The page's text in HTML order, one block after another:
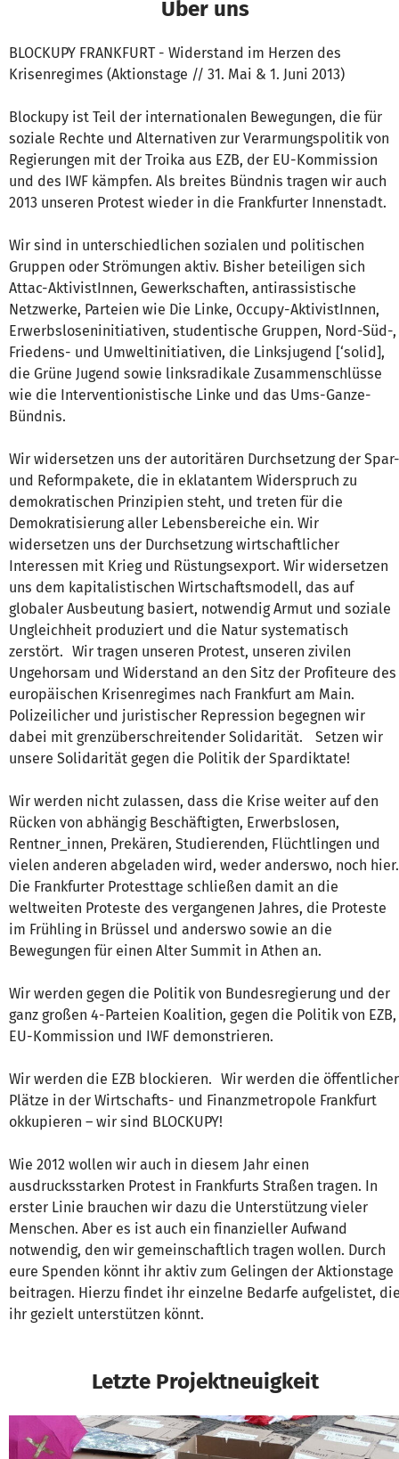
Über uns
BLOCKUPY FRANKFURT - Widerstand im Herzen des
Krisenregimes (Aktionstage // 31. Mai & 1. Juni 2013)
Blockupy ist Teil der internationalen Bewegungen, die für
soziale Rechte und Alternativen zur Verarmungspolitik von
Regierungen mit der Troika aus EZB, der EU-Kommission
und des IWF kämpfen. Als breites Bündnis tragen wir auch
2013 unseren Protest wieder in die Frankfurter Innenstadt.
Wir sind in unterschiedlichen sozialen und politischen
Gruppen oder Strömungen aktiv. Bisher beteiligen sich
Attac-AktivistInnen, Gewerkschaften, antirassistische
Netzwerke, Parteien wie Die Linke, Occupy-AktivistInnen,
Erwerbsloseninitiativen, studentische Gruppen, Nord-Süd-,
Friedens- und Umweltinitiativen, die Linksjugend [‘solid],
die Grüne Jugend sowie linksradikale Zusammenschlüsse
wie die Interventionistische Linke und das Ums-Ganze-
Bündnis.
Wir widersetzen uns der autoritären Durchsetzung der Spar-
und Reformpakete, die in eklatantem Widerspruch zu
demokratischen Prinzipien steht, und treten für die
Demokratisierung aller Lebensbereiche ein. Wir
widersetzen uns der Durchsetzung wirtschaftlicher
Interessen mit Krieg und Rüstungsexport. Wir widersetzen
uns dem kapitalistischen Wirtschaftsmodell, das auf
globaler Ausbeutung basiert, notwendig Armut und soziale
Ungleichheit produziert und die Natur systematisch
zerstört. Wir tragen unseren Protest, unseren zivilen
Ungehorsam und Widerstand an den Sitz der Profiteure des
europäischen Krisenregimes nach Frankfurt am Main.
Polizeilicher und juristischer Repression begegnen wir
dabei mit grenzüberschreitender Solidarität. Setzen wir
unsere Solidarität gegen die Politik der Spardiktate!
Wir werden nicht zulassen, dass die Krise weiter auf den
Rücken von abhängig Beschäftigten, Erwerbslosen,
Rentner_innen, Prekären, Studierenden, Flüchtlingen und
vielen anderen abgeladen wird, weder anderswo, noch hier.
Die Frankfurter Protesttage schließen damit an die
weltweiten Proteste des vergangenen Jahres, die Proteste
im Frühling in Brüssel und anderswo sowie an die
Bewegungen für einen Alter Summit in Athen an.
Wir werden gegen die Politik von Bundesregierung und der
ganz großen 4-Parteien Koalition, gegen die Politik von EZB,
EU-Kommission und IWF demonstrieren.
Wir werden die EZB blockieren. Wir werden die
Plätze in der Wirtschafts- und Finanzmetropole Frankfurt
okkupieren – wir sind BLOCKUPY!
Wie 2012 wollen wir auch in diesem Jahr einen
ausdrucksstarken Protest in Frankfurts Straßen tragen. In
erster Linie brauchen wir dazu die Unterstützung vieler
Menschen. Aber es ist auch ein finanzieller Aufwand
notwendig, den wir gemeinschaftlich tragen wollen. Durch
eure Spenden könnt ihr aktiv zum Gelingen der Aktionstage
beitragen. Hierzu findet ihr einzelne Bedarfe aufgelistet,
ihr gezielt unterstützen könnt.
Letzte Projektneuigkeit